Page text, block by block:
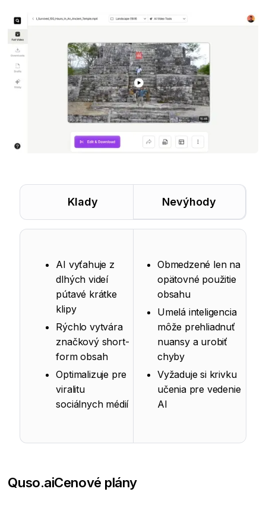
Klady Nevýhody
AI vyťahuje z
dlhých videí
pútavé krátke
klipy
Rýchlo vytvára
značkový short-
form obsah
Optimalizuje pre
viralitu
sociálnych médií
Obmedzené len na
opätovné použitie
obsahu
Umelá inteligencia
môže prehliadnuť
nuansy a urobiť
chyby
Vyžaduje si krivku
učenia pre vedenie
AI
Quso.aiCenové plány